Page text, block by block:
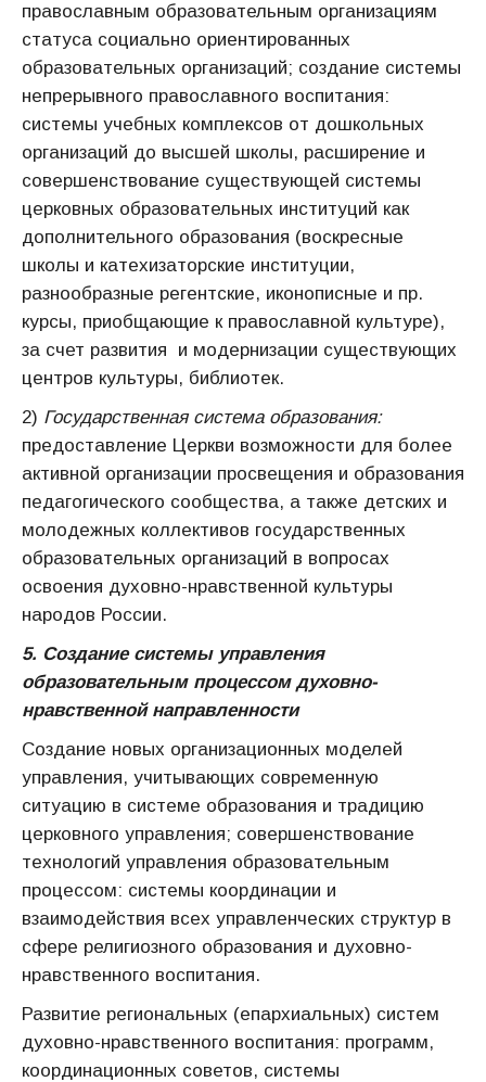
православным образовательным организациям
статуса социально ориентированных
образовательных организаций; создание системы
непрерывного православного воспитания:
системы учебных комплексов от дошкольных
организаций до высшей школы, расширение и
совершенствование существующей системы
церковных образовательных институций как
дополнительного образования (воскресные
школы и катехизаторские институции,
разнообразные регентские, иконописные и пр.
курсы, приобщающие к православной культуре),
за счет развития и модернизации существующих
центров культуры, библиотек.
2) Государственная система образования:
предоставление Церкви возможности для более
активной организации просвещения и образования
педагогического сообщества, а также детских и
молодежных коллективов государственных
образовательных организаций в вопросах
освоения духовно-нравственной культуры
народов России.
5. Создание системы управления
образовательным процессом духовно-
нравственной направленности
Создание новых организационных моделей
управления, учитывающих современную
ситуацию в системе образования и традицию
церковного управления; совершенствование
технологий управления образовательным
процессом: системы координации и
взаимодействия всех управленческих структур в
сфере религиозного образования и духовно-
нравственного воспитания.
Развитие региональных (епархиальных) систем
духовно-нравственного воспитания: программ,
координационных советов, системы